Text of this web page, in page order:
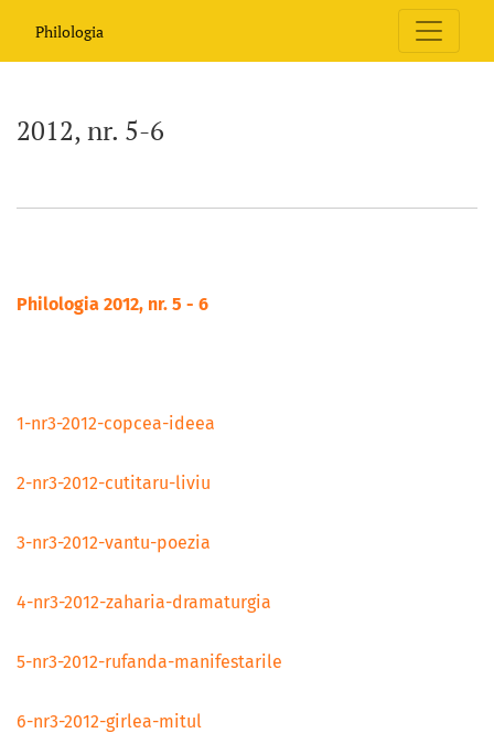
Philologia
2012, nr. 5-6
Philologia 2012, nr. 5 - 6
1-nr3-2012-copcea-ideea
2-nr3-2012-cutitaru-liviu
3-nr3-2012-vantu-poezia
4-nr3-2012-zaharia-dramaturgia
5-nr3-2012-rufanda-manifestarile
6-nr3-2012-girlea-mitul